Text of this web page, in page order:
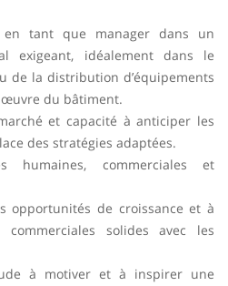
en tant que manager dans un
exigeant, idéalement dans le
de la distribution d’équipements
du bâtiment.
et capacité à anticiper les
des stratégies adaptées.
humaines, commerciales et
opportunités de croissance et à
solides avec les
à motiver et à inspirer une